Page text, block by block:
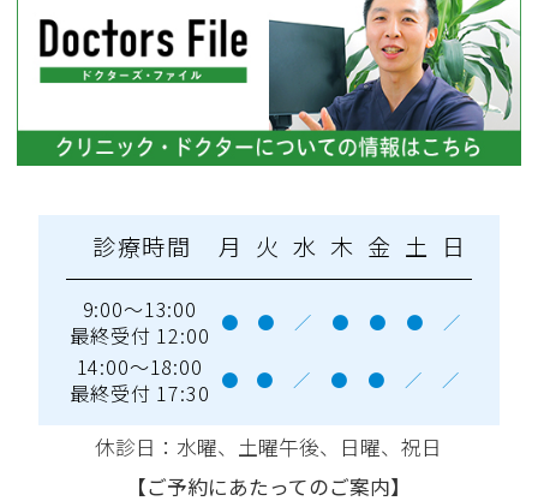
診療時間 月 火 水 木 金 土 日
9:00～13:00
最終受付 12:00 ● ● ／ ● ● ● ／
14:00～18:00
最終受付 17:30 ● ● ／ ● ● ／ ／
休診日：水曜、土曜午後、日曜、祝日
【ご予約にあたってのご案内】